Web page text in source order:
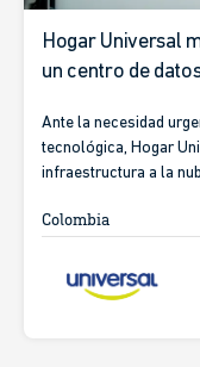
Hogar Universal
un centro de
Ante la necesidad
tecnológica, Hogar
infraestructura a la
Colombia